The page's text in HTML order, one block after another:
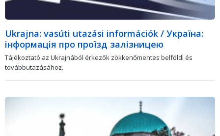
Ukrajna: vasúti utazási információk / Україна:
інформація про проїзд залізницею
Tájékoztató az Ukrajnából érkezők zökkenőmentes belföldi és
továbbutazásához.